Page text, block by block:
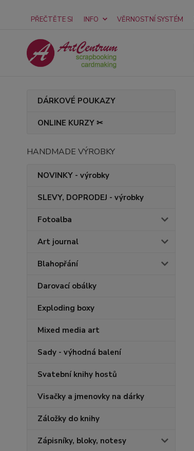
PŘEČTĚTE SI INFO VĚRNOSTNÍ SYSTÉM
DÁRKOVÉ POUKAZY
ONLINE KURZY ✂
HANDMADE VÝROBKY
NOVINKY - výrobky
SLEVY, DOPRODEJ - výrobky
Fotoalba
Art journal
Blahopřání
Darovací obálky
Exploding boxy
Mixed media art
Sady - výhodná balení
Svatební knihy hostů
Visačky a jmenovky na dárky
Záložky do knihy
Zápisníky, bloky, notesy